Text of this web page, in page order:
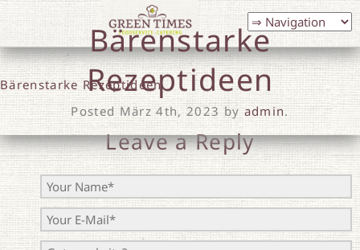
Bärenstarke
Rezeptideen
PostedMärz 4th, 2023byadmin.
Bärenstarke Rezeptideen
Leave a Reply